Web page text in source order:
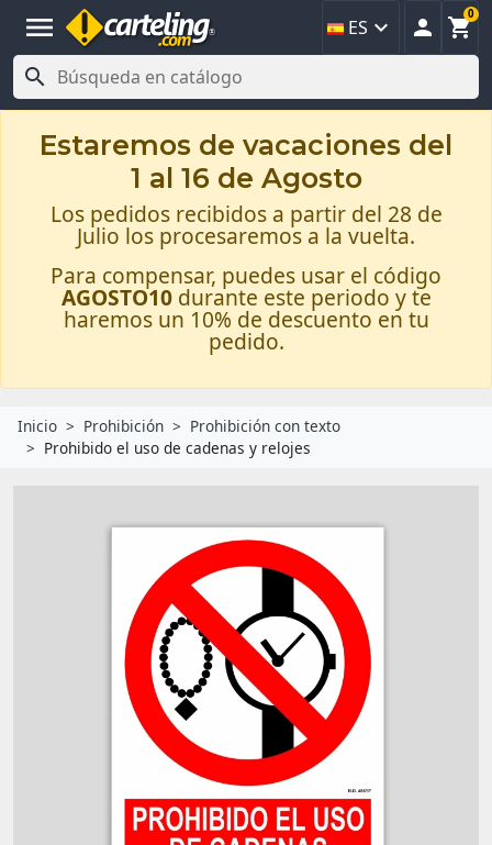
menu ES   
0

Estaremos de vacaciones del
1 al 16 de Agosto
Los pedidos recibidos a partir del 28 de
Julio los procesaremos a la vuelta.
Para compensar, puedes usar el código
AGOSTO10 durante este periodo y te
haremos un 10% de descuento en tu
pedido.
Inicio Prohibición
Prohibición con texto
Prohibido el uso de cadenas y relojes